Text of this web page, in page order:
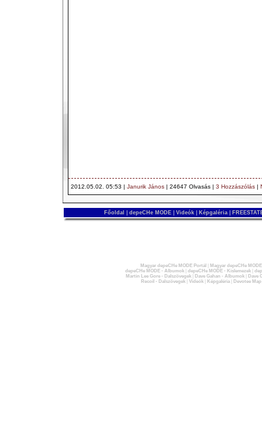
2012.05.02. 05:53 | Janurik János | 24647 Olvasás | 3 Hozzászólás |
Főoldal depeCHe MODE Videók Képgaléria
Magyar depeCHe MODE Portál
Magyar depeCHe
depeCHe MODE - Albumok| depeCHe MODE - Kislemezek|
Martin Lee Gore - Dalszövegek| Dave Gahan - Albumok|
Dave
Recoil - Dalszövegek| Videók| Képgaléria| Devotee Map